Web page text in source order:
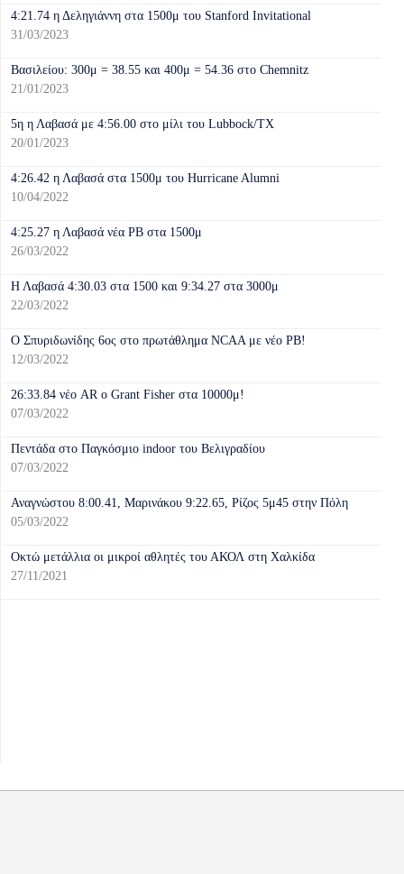
4:21.74 η Δεληγιάννη στα 1500μ του Stanford Invitational
31/03/2023
Βασιλείου: 300μ = 38.55 και 400μ = 54.36 στο Chemnitz
21/01/2023
5η η Λαβασά με 4:56.00 στο μίλι του Lubbock/TX
20/01/2023
4:26.42 η Λαβασά στα 1500μ του Hurricane Alumni
10/04/2022
4:25.27 η Λαβασά νέα PB στα 1500μ
26/03/2022
Η Λαβασά 4:30.03 στα 1500 και 9:34.27 στα 3000μ
22/03/2022
Ο Σπυριδωνίδης 6ος στο πρωτάθλημα NCAA με νέο PB!
12/03/2022
26:33.84 νέο AR o Grant Fisher στα 10000μ!
07/03/2022
Πεντάδα στο Παγκόσμιο indoor του Βελιγραδίου
07/03/2022
Αναγνώστου 8:00.41, Μαρινάκου 9:22.65, Ρίζος 5μ45 στην Πόλη
05/03/2022
Οκτώ μετάλλια οι μικροί αθλητές του ΑΚΟΛ στη Χαλκίδα
27/11/2021